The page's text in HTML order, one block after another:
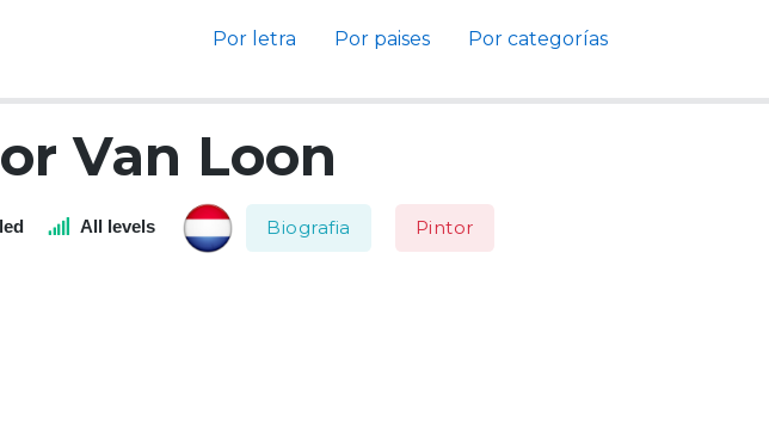
Por letra Por paises Por categorías
Van Loon
All levels Biografia Pintor